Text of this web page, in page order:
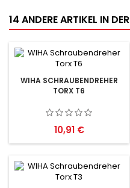
14 ANDERE ARTIKEL IN
WIHA SCHRAUBENDREHER
TORX T6
Preis
10,91 €